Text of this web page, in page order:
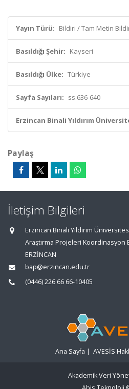
Yayın Türü: Bildiri / Tam Metin
Basıldığı Şehir: Kayseri
Basıldığı Ülke: Türkiye
Sayfa Sayıları: ss.636-640
Erzincan Binali Yıldırım
Paylaş
İletişim Bilgileri
Erzincan Binali Yıldırım
Araştırma Projeleri Koordinasyon
ERZİNCAN
bap@erzincan.edu.tr
(0446) 226 66 66-10405
Ana Sayfa | AVESİS
Akademik Veri